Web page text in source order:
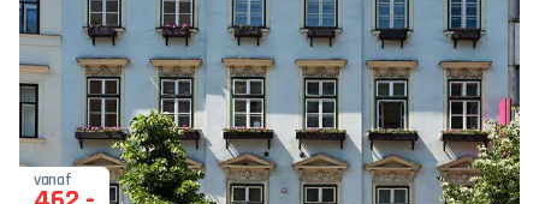
vanaf